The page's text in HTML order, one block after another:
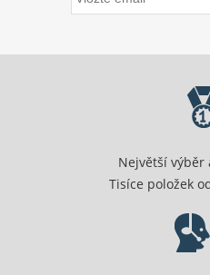
Největší výběr
Tisíce položek